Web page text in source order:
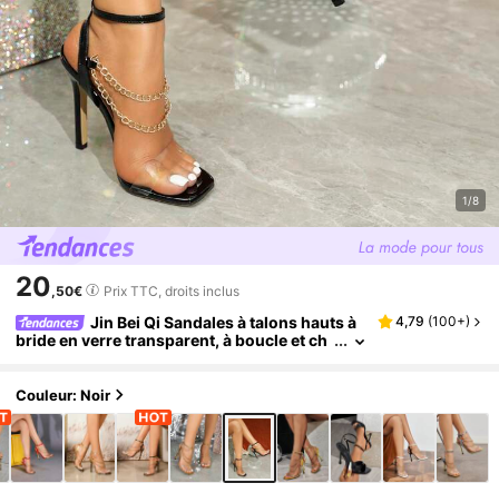
1/8
20,50€ Prix TTC, droits inclus
Jin Bei Qi Sandales à talons hauts à
bride en verre transparent, à boucle et ch
soirée, sexy, talons hauts noirs, talons aiguill
es
4,79 (100+)
Couleur: Noir